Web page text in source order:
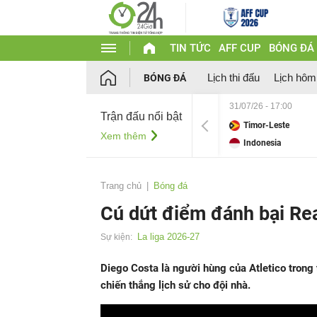
TIN TỨC AFF CUP BÓNG ĐÁ
BÓNG ĐÁ Lịch thi đấu Lịch
Trận đấu nổi bật
Xem thêm
31/07/26 - 17:00
Timor-Leste
Indonesia
Trang chủ Bóng đá
Cú dứt điểm đánh bại
Sự kiện: La liga 2026-27
Diego Costa là người hùng của Atletico
chiến thắng lịch sử cho đội nhà.